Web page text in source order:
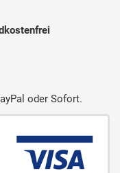
oder Sofort.